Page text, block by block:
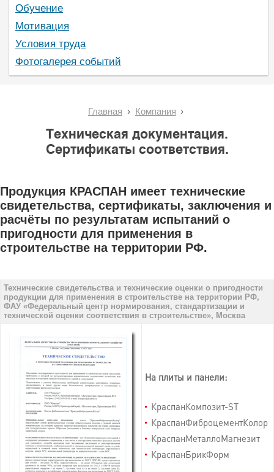
Обучение
Мотивация
Условия труда
Фотогалерея событий
Главная Компания
Техническая документация.
Сертификаты соответствия.
Продукция КРАСПАН имеет технические
свидетельства, сертификаты, заключения и
расчёты по результатам испытаний о
пригодности для применения в
строительстве на территории РФ.
Технические свидетельства и технические оценки о пригодности
продукции для применения в строительстве на территории РФ,
ФАУ «Федеральный центр нормирования, стандартизации и
технической оценки соответствия в строительстве», Москва
На плиты и панели:
КраспанКомпозит-ST
КраспанФиброцементКолор
КраспанМеталлоМагнезит
КраспанБрикФорм